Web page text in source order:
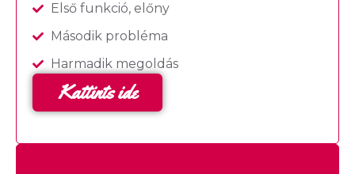
Első funkció, előny
Második probléma
Harmadik megoldás
Kattints ide